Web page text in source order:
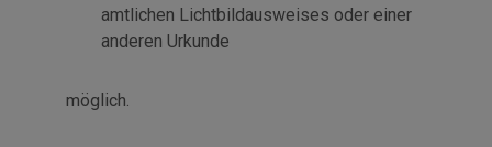
amtlichen Lichtbildausweises oder einer
anderen Urkunde
möglich.